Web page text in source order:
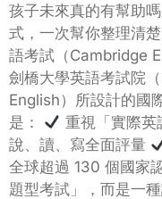
孩子未來真的有幫助
式，一次幫你整理清
語考試（Cambridge
劍橋大學英語考試院
English）所設計的國
是：
重視「實際英
說、讀、寫全面評量
全球超過 130 個國家
題型考試」，而是一